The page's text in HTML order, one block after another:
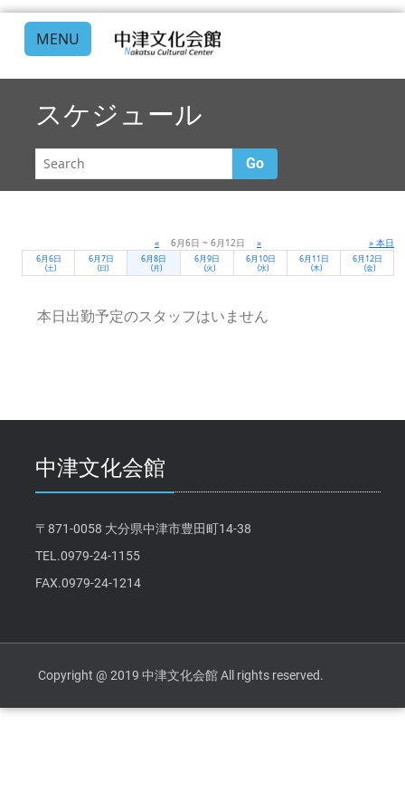
MENU
スケジュール
Go
« 6月6日 ~ 6月12日 » » 本日
6月6日
(土)
6月7日
(日)
6月8日
(月)
6月9日
(火)
6月10日
(水)
6月11日
(木)
6月12日
(金)
本日出勤予定のスタッフはいません
中津文化会館
〒871-0058 大分県中津市豊田町14-38
TEL.0979-24-1155
FAX.0979-24-1214
Copyright @ 2019 中津文化会館 All rights reserved.